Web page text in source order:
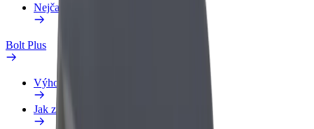
Nejčastější otázky
Bolt Plus
Výhody
Jak získat členství